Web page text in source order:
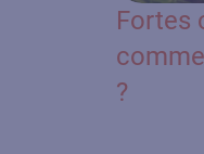
Fortes
?